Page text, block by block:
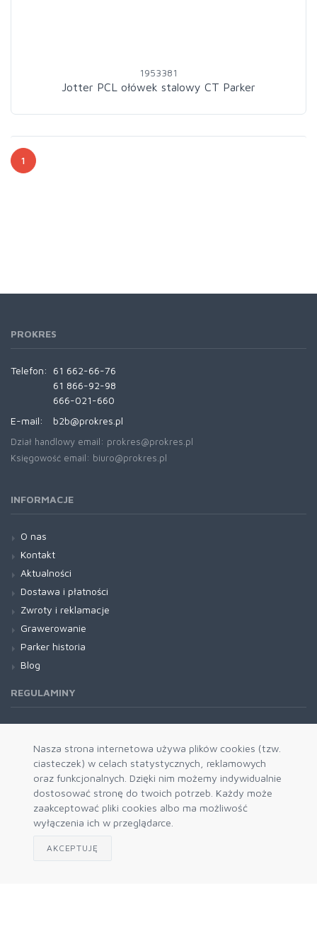
Nasza strona internetowa używa plików cookies (tzw.
ciasteczek) w celach statystycznych, reklamowych
oraz funkcjonalnych. Dzięki nim możemy indywidualnie
dostosować stronę do twoich potrzeb. Każdy może
zaakceptować pliki cookies albo ma możliwość
wyłączenia ich w przeglądarce.
AKCEPTUJĘ
1953381
Jotter PCL ołówek stalowy CT Parker
1
PROKRES
Telefon:
61 662-66-76
61 866-92-98
666-021-660
E-mail:
b2b@prokres.pl
Dział handlowy email: prokres@prokres.pl
Księgowość email: biuro@prokres.pl
INFORMACJE
O nas
Kontakt
Aktualności
Dostawa i płatności
Zwroty i reklamacje
Grawerowanie
Parker historia
Blog
REGULAMINY